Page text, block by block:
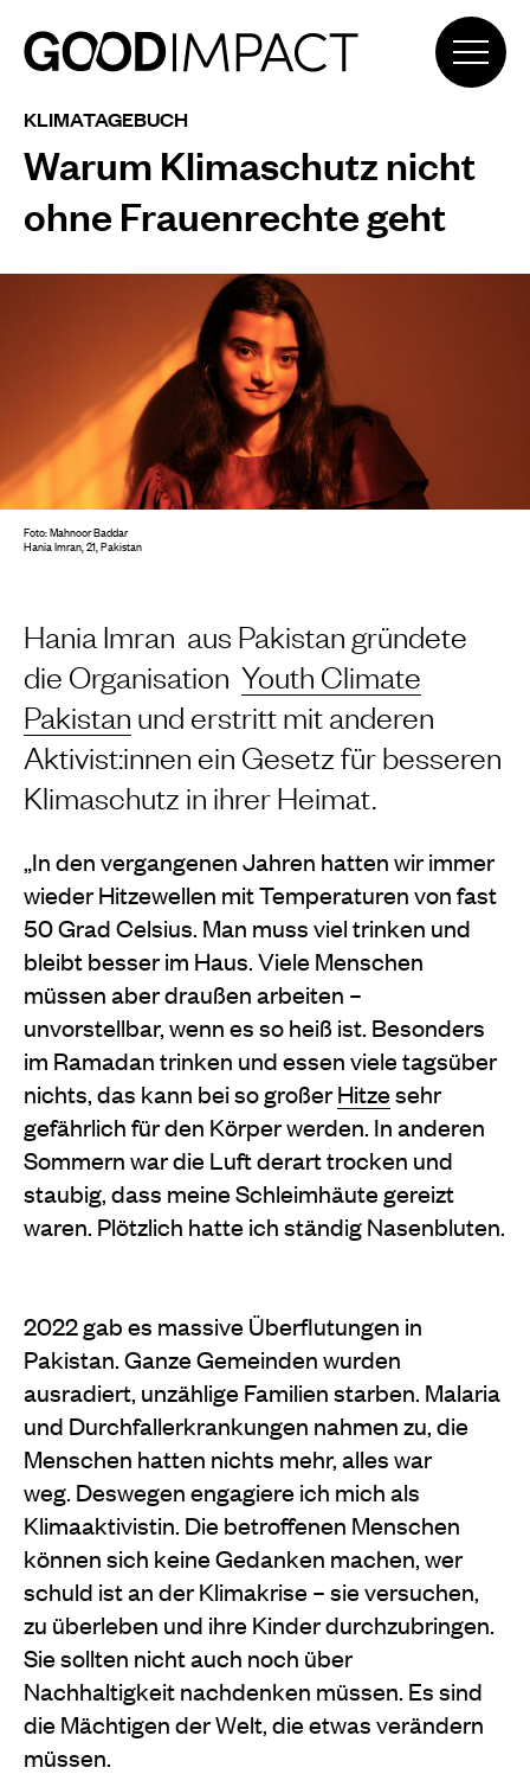
KLIMATAGEBUCH
Warum Klimaschutz nicht
ohne Frauenrechte geht
Hania Imran aus Pakistan gründete
die Organisation Youth Climate
Pakistan und erstritt mit anderen
Aktivist:innen ein Gesetz für besseren
Klimaschutz in ihrer Heimat.
„In den vergangenen Jahren hatten wir immer
wieder Hitzewellen mit Temperaturen von fast
50 Grad Celsius. Man muss viel trinken und
bleibt besser im Haus. Viele Menschen
müssen aber draußen arbeiten –
unvorstellbar, wenn es so heiß ist. Besonders
im Ramadan trinken und essen viele tagsüber
nichts, das kann bei so großerHitzesehr
gefährlich für den Körper werden. In anderen
Sommern war die Luft derart trocken und
staubig, dass meine Schleimhäute gereizt
waren. Plötzlich hatte ich ständig Nasenbluten.
2022 gab es massive Überflutungen in
Pakistan. Ganze Gemeinden wurden
ausradiert, unzählige Familien starben. Malaria
und Durchfallerkrankungen nahmen zu, die
Menschen hatten nichts mehr, alles war
weg. Deswegen engagiere ich mich als
Klimaaktivistin. Die betroffenen Menschen
können sich keine Gedanken machen, wer
schuld ist an der Klimakrise – sie versuchen,
zu überleben und ihre Kinder durchzubringen.
Sie sollten nicht auch noch über
Nachhaltigkeit nachdenken müssen. Es sind
die Mächtigen der Welt, die etwas verändern
müssen.
Foto: Mahnoor Baddar
Hania Imran, 21, Pakistan